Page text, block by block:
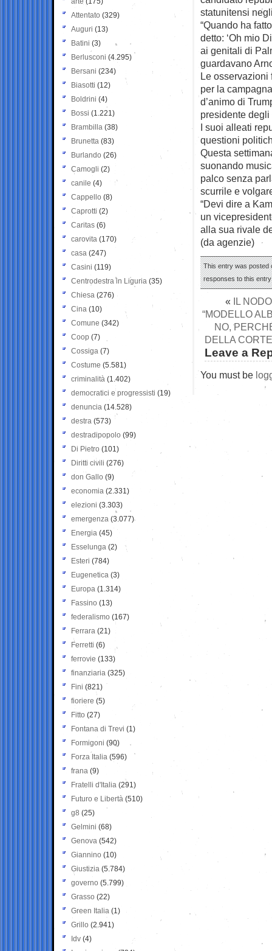
statunitensi
“Quando ha
detto: ‘Oh mio
ai genitali di
guardavano
Le osservazioni
per la
d’animo di
presidente
I suoi alleati
questioni
Questa
suonando
palco senza
scurrile e
“Devi dire a
un
alla sua rivale
(da agenzie)
This entry was posted
responses to this
« IL
“MODELLO
NO,
DELLA
Leave a
You must be
Attentato (329)
Auguri (13)
Batini (3)
Berlusconi (4.295)
Bersani (234)
Biasotti (12)
Boldrini (4)
Bossi (1.221)
Brambilla (38)
Brunetta (83)
Burlando (26)
Camogli (2)
canile (4)
Cappello (8)
Caprotti (2)
Caritas (6)
carovita (170)
casa (247)
Casini (119)
Centrodestra in Liguria (35)
Chiesa (276)
Cina (10)
Comune (342)
Coop (7)
Cossiga (7)
Costume (5.581)
criminalità (1.402)
democratici e progressisti (19)
denuncia (14.528)
destra (573)
destradipopolo (99)
Di Pietro (101)
Diritti civili (276)
don Gallo (9)
economia (2.331)
elezioni (3.303)
emergenza (3.077)
Energia (45)
Esselunga (2)
Esteri (784)
Eugenetica (3)
Europa (1.314)
Fassino (13)
federalismo (167)
Ferrara (21)
Ferretti (6)
ferrovie (133)
finanziaria (325)
Fini (821)
fioriere (5)
Fitto (27)
Fontana di Trevi (1)
Formigoni (90)
Forza Italia (596)
frana (9)
Fratelli d'Italia (291)
Futuro e Libertà (510)
g8 (25)
Gelmini (68)
Genova (542)
Giannino (10)
Giustizia (5.784)
governo (5.799)
Grasso (22)
Green Italia (1)
Grillo (2.941)
Idv (4)